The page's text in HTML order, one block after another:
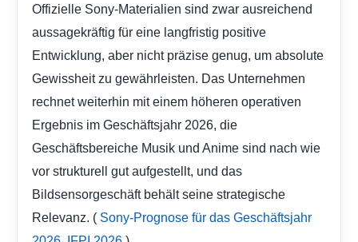
Offizielle Sony-Materialien sind zwar ausreichend
aussagekräftig für eine langfristig positive
Entwicklung, aber nicht präzise genug, um absolute
Gewissheit zu gewährleisten. Das Unternehmen
rechnet weiterhin mit einem höheren operativen
Ergebnis im Geschäftsjahr 2026, die
Geschäftsbereiche Musik und Anime sind nach wie
vor strukturell gut aufgestellt, und das
Bildsensorgeschäft behält seine strategische
Relevanz. ( Sony-Prognose für das Geschäftsjahr